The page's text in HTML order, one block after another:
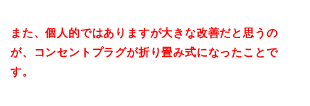
また、個人的ではありますが大きな改善だと思うの
が、コンセントプラグが折り畳み式になったことで
す。